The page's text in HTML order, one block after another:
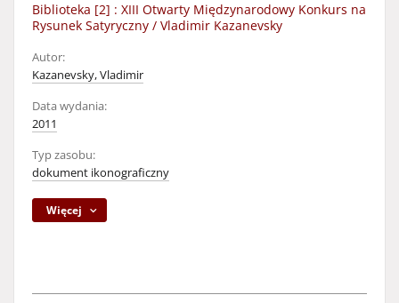
Biblioteka [2] : XIII Otwarty Międzynarodowy Konkurs na
Rysunek Satyryczny / Vladimir Kazanevsky
Autor:
Kazanevsky, Vladimir
Data wydania:
2011
Typ zasobu:
dokument ikonograficzny
Więcej